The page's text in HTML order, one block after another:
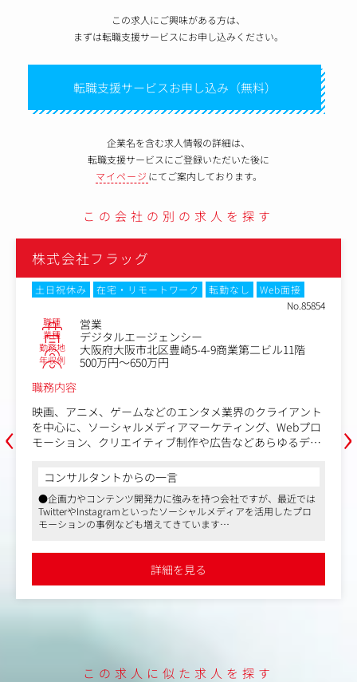
この求人にご興味がある方は、
まずは転職支援サービスにお申し込みください。
転職支援サービスお申し込み（無料）
企業名を含む求人情報の詳細は、
転職支援サービスにご登録いただいた後に
マイページ にてご案内しております。
この会社の別の求人を探す
‹
株式会社フラッグ
土日祝休み 在宅・リモートワーク 転勤なし
Web面接
No.85854
職種 営業
業種 デジタルエージェンシー
勤務地 大阪府大阪市北区豊崎5-4-9商業第二ビル11階
年収例
500万円～650万円
職務内容
映画、アニメ、ゲームなどのエンタメ業界のクライアント
を中心に、ソーシャルメディアマーケティング、Webプロ
モーション、クリエイティブ制作や広告などあらゆるデジ
案をお任せします。
具体的には、クライアントの課題やニーズのヒアリングか
ら始まり、戦略立案、企画提案、そして実施にいたるまで
トータルに伴走していただきます。各専門部署とのメンバ
て、主体的にアクションを起こしていくフィールドセール
スとしての役割を担っていただきます。
コンサルタントからの一言
●企画力やコンテンツ開発力に強みを持つ会社ですが、最近では
TwitterやInstagramといったソーシャルメディアを活用したプロ
モーションの事例なども増えてきています
ており、競合に優位な提案が可能です
●同社は特定のクライアントに売上の多くを依存しているという
ことはなく、広告会社案件と直クライアントの案件のバランスが
良いことも特徴のひとつです
詳細を見る
›
この求人に似た求人を探す